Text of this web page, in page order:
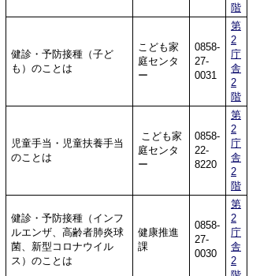
階
健診・予防接種（子ど
も）のことは
こども家
庭センタ
ー
0858-
27-
0031
第
2
庁
舎
2
階
児童手当・児童扶養手当
のことは
こども家
庭センタ
ー
0858-
22-
8220
第
2
庁
舎
2
階
健診・予防接種（インフ
ルエンザ、高齢者肺炎球
菌、新型コロナウイル
ス）のことは
健康推進
課
0858-
27-
0030
第
2
庁
舎
2